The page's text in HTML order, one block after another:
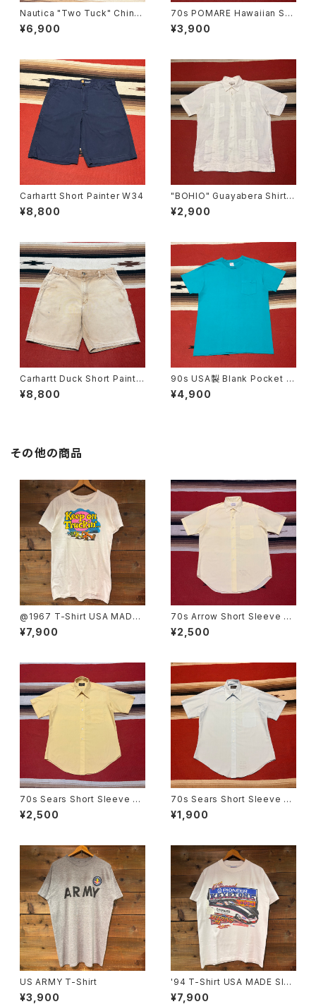
Nautica "Two Tuck" Chino
Trousers W34
¥6,900
70s POMARE Hawaiian Shi
rt
¥3,900
Carhartt Short Painter W34
¥8,800
"BOHIO" Guayabera Shirt s
ize L
¥2,900
Carhartt Duck Short Painte
r W36
¥8,800
90s USA製 Blank Pocket T
-shirt size L
¥4,900
その他の商品
@1967 T-Shirt USA MADE
SIZE:L
¥7,900
70s Arrow Short Sleeve Sh
irt size 16
¥2,500
70s Sears Short Sleeve Sh
irt size XL
¥2,500
70s Sears Short Sleeve Sh
irt size 16
¥1,900
US ARMY T-Shirt
¥3,900
'94 T-Shirt USA MADE SIZ
E:M
¥7,900